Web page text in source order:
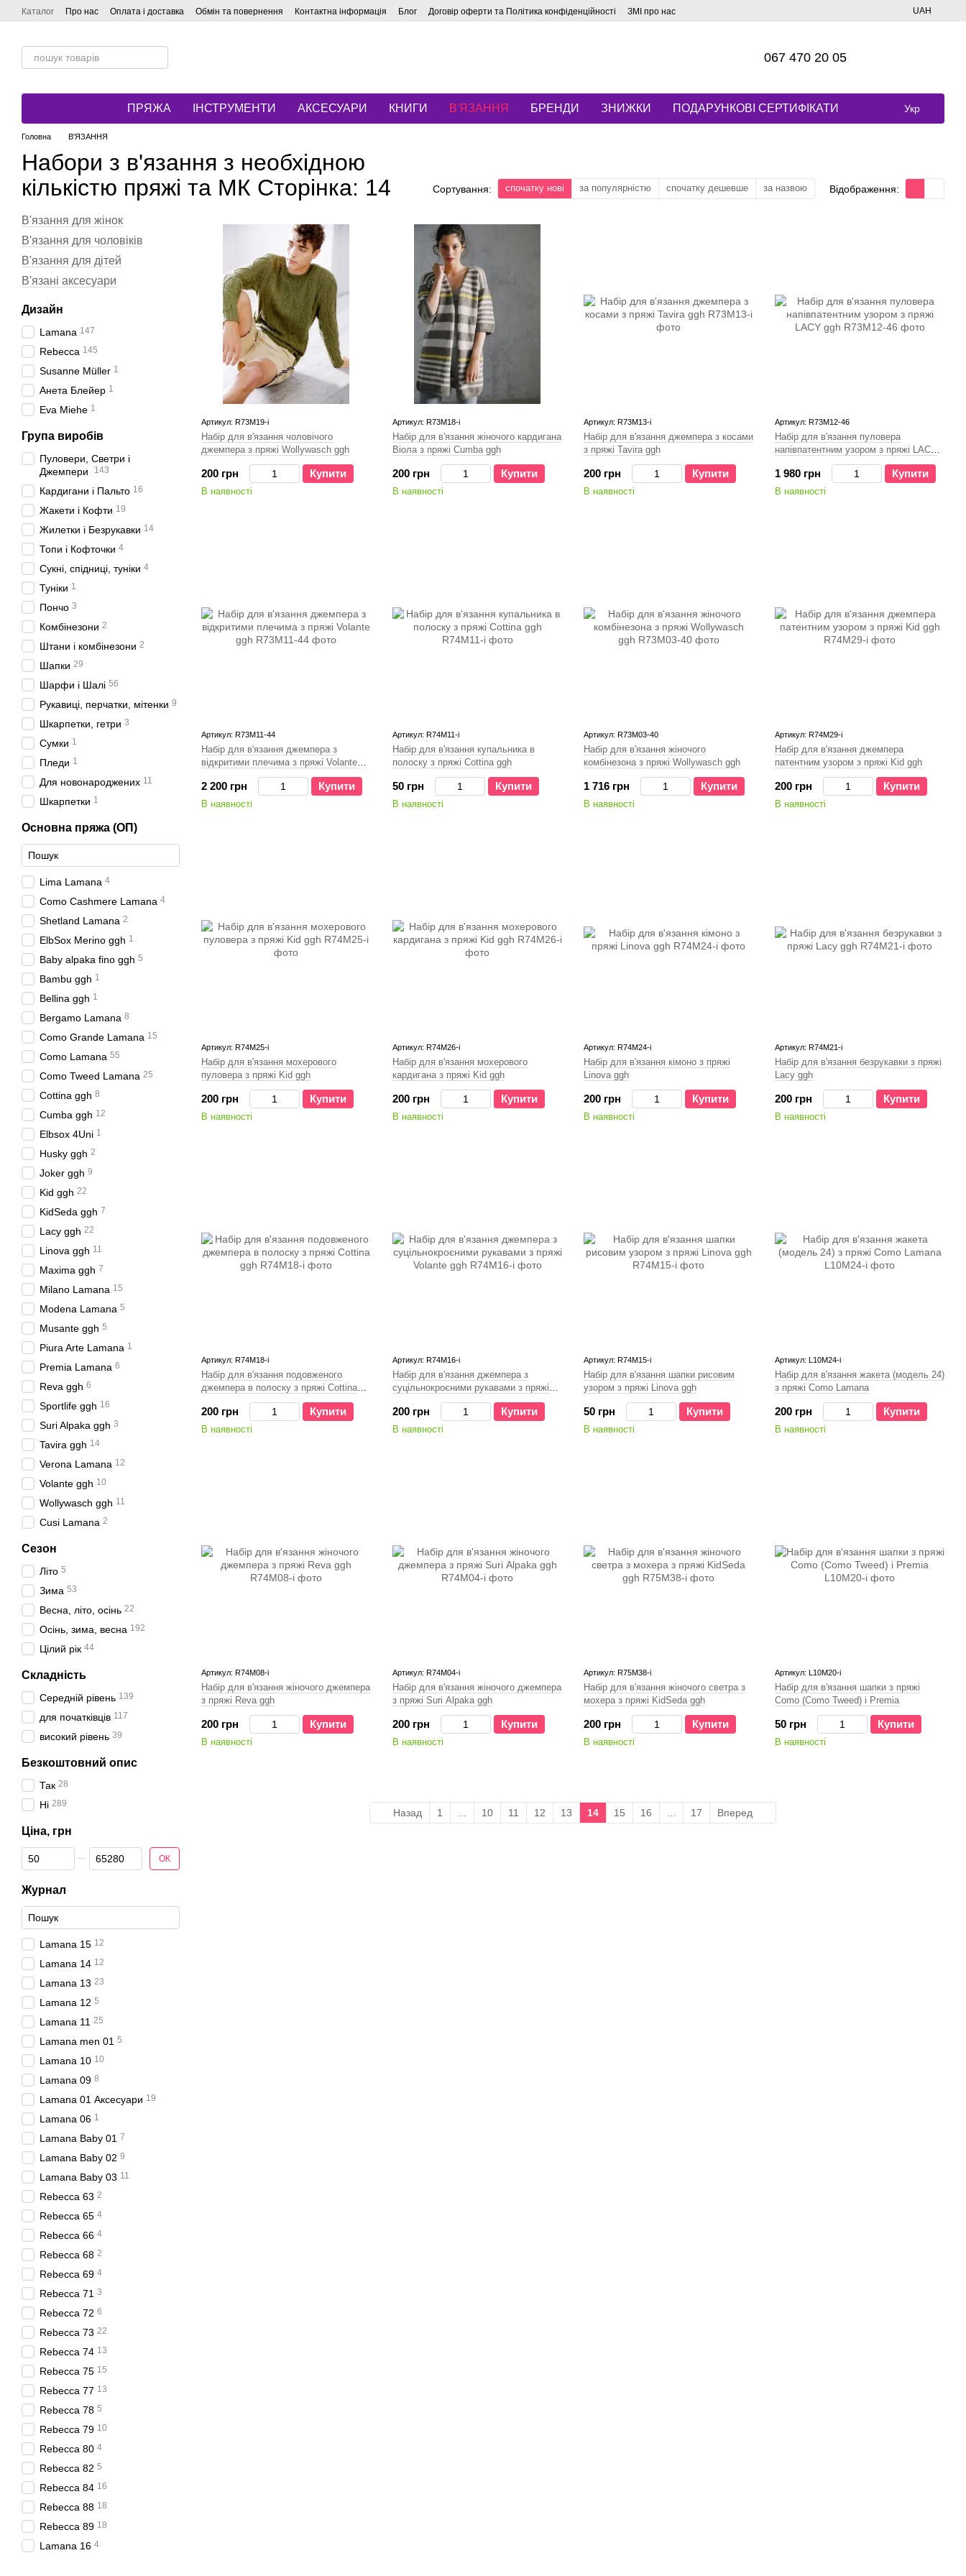
Перейти до основного контенту
Каталог Про нас Оплата і доставка Обмін та повернення Контактна інформація Блог Договір оферти та Політика конфіденційності ЗМІ про нас UAH
067 470 20 05
ПРЯЖА ІНСТРУМЕНТИ АКСЕСУАРИ КНИГИ В'ЯЗАННЯ БРЕНДИ ЗНИЖКИ ПОДАРУНКОВІ СЕРТИФІКАТИ Укр
Головна В'ЯЗАННЯ
Набори з в'язання з необхідною
кількістю пряжі та МК Сторінка: 14
Сортування: спочатку нові за популярністю спочатку дешевше за назвою Відображення:
Артикул: R73M19-і
Набір для в'язання чоловічого
джемпера з пряжі Wollywasch ggh
200 грн Купити
В наявності
Артикул: R73M18-і
Набір для в'язання жіночого кардигана
Віола з пряжі Cumba ggh
200 грн Купити
В наявності
Артикул: R73M13-і
Набір для в'язання джемпера з косами
з пряжі Tavira ggh
200 грн Купити
В наявності
Артикул: R73M12-46
Набір для в'язання пуловера
напівпатентним узором з пряжі LACY
1 980 грн Купити
В наявності
Артикул: R73M11-44
Набір для в'язання джемпера з
відкритими плечима з пряжі Volante
2 200 грн Купити
В наявності
Артикул: R74M11-і
Набір для в'язання купальника в
полоску з пряжі Cottina ggh
50 грн Купити
В наявності
Артикул: R73M03-40
Набір для в'язання жіночого
комбінезона з пряжі Wollywasch ggh
1 716 грн Купити
В наявності
Артикул: R74M29-і
Набір для в'язання джемпера
патентним узором з пряжі Kid ggh
200 грн Купити
В наявності
Артикул: R74M25-і
Набір для в'язання мохерового
пуловера з пряжі Kid ggh
200 грн Купити
В наявності
Артикул: R74M26-і
Набір для в'язання мохерового
кардигана з пряжі Kid ggh
200 грн Купити
В наявності
Артикул: R74M24-і
Набір для в'язання кімоно з пряжі
Linova ggh
200 грн Купити
В наявності
Артикул: R74M21-і
Набір для в'язання безрукавки з пряжі
Lacy ggh
200 грн Купити
В наявності
Артикул: R74M18-і
Набір для в'язання подовженого
джемпера в полоску з пряжі Cottina
200 грн Купити
В наявності
Артикул: R74M16-і
Набір для в'язання джемпера з
суцільнокроєними рукавами з пряжі
200 грн Купити
В наявності
Артикул: R74M15-і
Набір для в'язання шапки рисовим
узором з пряжі Linova ggh
50 грн Купити
В наявності
Артикул: L10M24-i
Набір для в'язання жакета (модель 24)
з пряжі Como Lamana
200 грн Купити
В наявності
Артикул: R74M08-і
Набір для в'язання жіночого джемпера
з пряжі Reva ggh
200 грн Купити
В наявності
Артикул: R74M04-і
Набір для в'язання жіночого джемпера
з пряжі Surі Alpaka ggh
200 грн Купити
В наявності
Артикул: R75M38-і
Набір для в'язання жіночого светра з
мохера з пряжі KidSeda ggh
200 грн Купити
В наявності
Артикул: L10M20-i
Набір для в'язання шапки з пряжі
Como (Como Tweed) і Premia
50 грн Купити
В наявності
Назад 1 10 11 12 13 14 15 16 17 Вперед
В'язання для жінок
В'язання для чоловіків
В'язання для дітей
В'язані аксесуари
Дизайн
Lamana 147
Rebecca 145
Susanne Müller 1
Анета Блейер 1
Eva Miehe 1
Група виробів
Пуловери, Светри і
Джемпери
143
Кардигани і Пальто 16
Жакети і Кофти 19
Жилетки і Безрукавки 14
Топи і Кофточки 4
Сукні, спідниці, туніки 4
Туніки 1
Пончо 3
Комбінезони 2
Штани і комбінезони 2
Шапки 29
Шарфи і Шалі 56
Рукавиці, перчатки, мітенки 9
Шкарпетки, гетри 3
Сумки 1
Пледи 1
Для новонароджених 11
Шкарпетки 1
Основна пряжа (ОП)
Lima Lamana 4
Como Cashmere Lamana 4
Shetland Lamana 2
ElbSox Merino ggh 1
Baby alpaka fino ggh 5
Bambu ggh 1
Bellina ggh 1
Bergamo Lamana 8
Como Grande Lamana 15
Como Lamana 55
Como Tweed Lamana 25
Cottina ggh 8
Cumba ggh 12
Elbsox 4Uni 1
Husky ggh 2
Joker ggh 9
Kid ggh 22
KidSeda ggh 7
Lacy ggh 22
Linova ggh 11
Maxima ggh 7
Milano Lamana 15
Modena Lamana 5
Musante ggh 5
Piura Arte Lamana 1
Premia Lamana 6
Reva ggh 6
Sportlife ggh 16
Suri Alpaka ggh 3
Tavira ggh 14
Verona Lamana 12
Volante ggh 10
Wollywasch ggh 11
Cusi Lamana 2
Сезон
Літо 5
Зима 53
Весна, літо, осінь 22
Осінь, зима, весна 192
Цілий рік 44
Складність
Середній рівень 139
для початківців 117
високий рівень 39
Безкоштовний опис
Так 28
Ні 289
Ціна, грн
Від Ціна, грн
До Ціна, грн ОК
Журнал
Lamana 15 12
Lamana 14 12
Lamana 13 23
Lamana 12 5
Lamana 11 25
Lamana men 01 5
Lamana 10 10
Lamana 09 8
Lamana 01 Аксесуари 19
Lamana 06 1
Lamana Baby 01 7
Lamana Baby 02 9
Lamana Baby 03 11
Rebecca 63 2
Rebecca 65 4
Rebecca 66 4
Rebecca 68 2
Rebecca 69 4
Rebecca 71 3
Rebecca 72 6
Rebecca 73 22
Rebecca 74 13
Rebecca 75 15
Rebecca 77 13
Rebecca 78 5
Rebecca 79 10
Rebecca 80 4
Rebecca 82 5
Rebecca 84 16
Rebecca 88 18
Rebecca 89 18
Lamana 16 4